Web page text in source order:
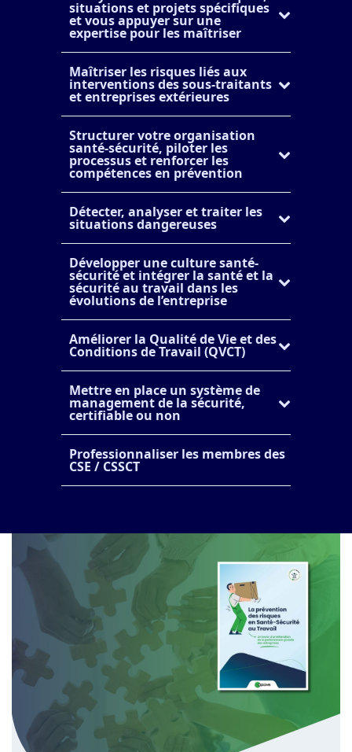
situations et projets spécifiques
et vous appuyer sur une
expertise pour les maîtriser
Maîtriser les risques liés aux
interventions des sous-traitants
et entreprises extérieures
Structurer votre organisation
santé-sécurité, piloter les
processus et renforcer les
compétences en prévention
Détecter, analyser et traiter les
situations dangereuses
Développer une culture santé-
sécurité et intégrer la santé et la
sécurité au travail dans les
évolutions de l’entreprise
Améliorer la Qualité de Vie et des
Conditions de Travail (QVCT)
Mettre en place un système de
management de la sécurité,
certifiable ou non
Professionnaliser les membres des
CSE / CSSCT